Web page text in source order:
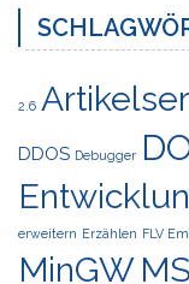
2.6
DDOS Debugger
erweitern Erzählen FLV
MinGW